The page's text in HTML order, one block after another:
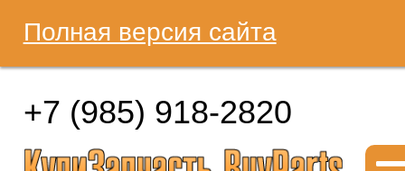
Полная версия сайта
+7 (985) 918-2820